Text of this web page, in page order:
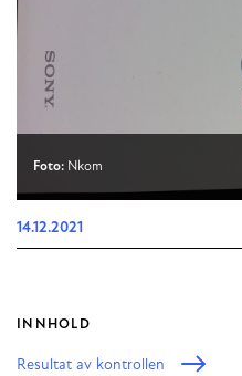
Foto: Nkom
14.12.2021
INNHOLD
Resultat av kontrollen